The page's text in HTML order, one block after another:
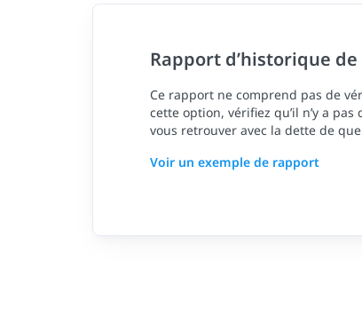
Rapport d’historique
Ce rapport ne comprend pas de
cette option, vérifiez qu’il n’y a
vous retrouver avec la dette de
Voir un exemple de rapport